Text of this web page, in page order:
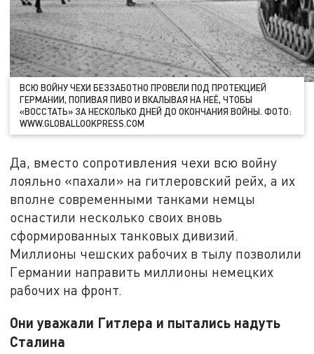
ВСЮ ВОЙНУ ЧЕХИ БЕЗЗАБОТНО ПРОВЕЛИ ПОД ПРОТЕКЦИЕЙ
ГЕРМАНИИ, ПОПИВАЯ ПИВО И ВКАЛЫВАЯ НА НЕЁ, ЧТОБЫ
«ВОССТАТЬ» ЗА НЕСКОЛЬКО ДНЕЙ ДО ОКОНЧАНИЯ ВОЙНЫ. ФОТО:
WWW.GLOBALLOOKPRESS.COM
Да, вместо сопротивления чехи всю войну
лояльно «пахали» на гитлеровский рейх, а их
вполне современными танками немцы
оснастили несколько своих вновь
сформированных танковых дивизий.
Миллионы чешских рабочих в тылу позволили
Германии направить миллионы немецких
рабочих на фронт.
Они уважали Гитлера и пытались надуть
Сталина